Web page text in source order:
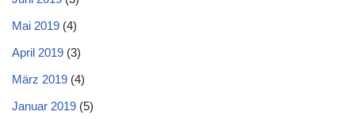
Mai 2019 (4)
April 2019 (3)
März 2019 (4)
Januar 2019 (5)